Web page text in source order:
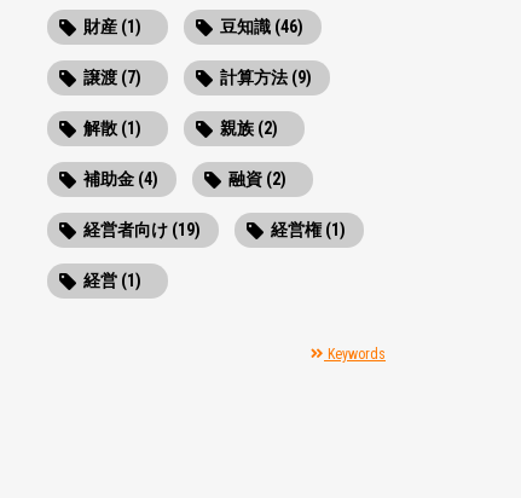
財産 (1) 豆知識 (46)
譲渡 (7) 計算方法 (9)
解散 (1) 親族 (2)
補助金 (4) 融資 (2)
経営者向け (19) 経営権 (1)
経営 (1)
Keywords